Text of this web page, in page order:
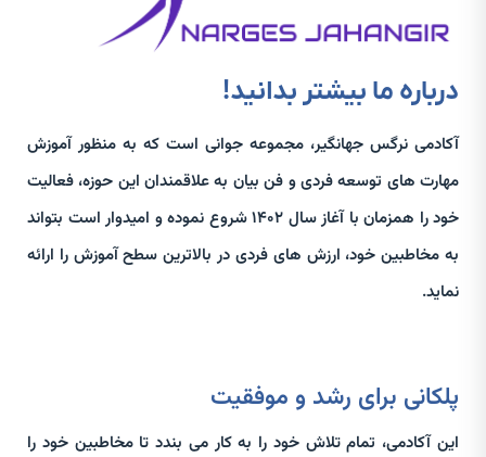
درباره ما بیشتر بدانید!
آکادمی نرگس جهانگیر، مجموعه جوانی است که به منظور آموزش
مهارت های توسعه فردی و فن بیان به علاقمندان این حوزه، فعالیت
خود را همزمان با آغاز سال 1402 شروع نموده و امیدوار است بتواند
به مخاطبین خود، ارزش های فردی در بالاترین سطح آموزش را ارائه
نماید.
پلکانی برای رشد و موفقیت
این آکادمی، تمام تلاش خود را به کار می بندد تا مخاطبین خود را